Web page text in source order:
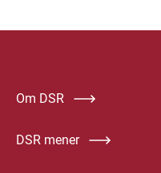
Om DSR
DSR mener